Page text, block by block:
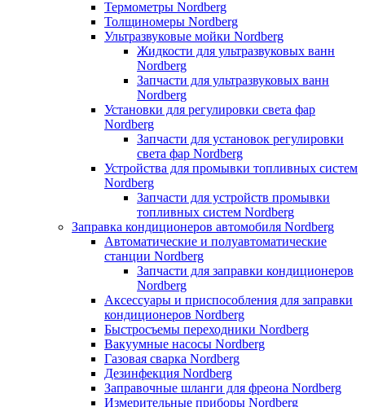
Термометры Nordberg
Толщиномеры Nordberg
Ультразвуковые мойки Nordberg
Жидкости для ультразвуковых ванн
Nordberg
Запчасти для ультразвуковых ванн
Nordberg
Установки для регулировки света фар
Nordberg
Запчасти для установок регулировки
света фар Nordberg
Устройства для промывки топливных систем
Nordberg
Запчасти для устройств промывки
топливных систем Nordberg
Заправка кондиционеров автомобиля Nordberg
Автоматические и полуавтоматические
станции Nordberg
Запчасти для заправки кондиционеров
Nordberg
Аксессуары и приспособления для заправки
кондиционеров Nordberg
Быстросъемы переходники Nordberg
Вакуумные насосы Nordberg
Газовая сварка Nordberg
Дезинфекция Nordberg
Заправочные шланги для фреона Nordberg
Измерительные приборы Nordberg